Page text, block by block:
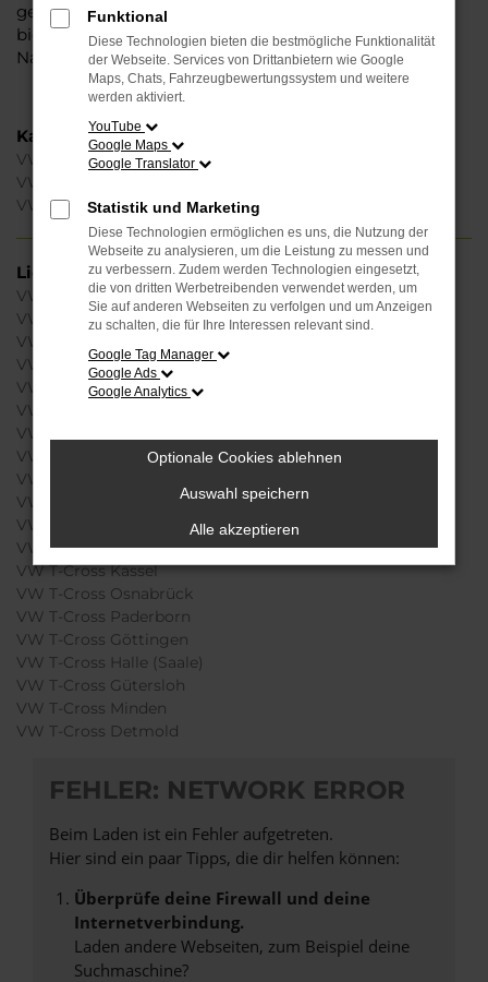
gebrauchte Ausführung, gerne als Jahreswagen. Wir
bieten Ihnen Vielfalt und räumen Ihnen gerne einen
Nachlass bzw. Rabatt ein.
Kategorie
VW T-Cross Neuwagen
VW T-Cross Gebrauchtwagen
VW T-Cross Tageszulassung
Lieferservice
VW T-Cross Berlin
VW T-Cross Hamburg
VW T-Cross Köln
VW T-Cross Frankfurt am Main
VW T-Cross Düsseldorf
VW T-Cross Dortmund
VW T-Cross Bremen
VW T-Cross Hannover
VW T-Cross Bielefeld
VW T-Cross Münster
VW T-Cross Braunschweig
VW T-Cross Magdeburg
VW T-Cross Kassel
VW T-Cross Osnabrück
VW T-Cross Paderborn
VW T-Cross Göttingen
VW T-Cross Halle (Saale)
VW T-Cross Gütersloh
VW T-Cross Minden
VW T-Cross Detmold
FEHLER: NETWORK ERROR
Beim Laden ist ein Fehler aufgetreten.
Hier sind ein paar Tipps, die dir helfen können:
Überprüfe deine Firewall und deine
Internetverbindung.
Laden andere Webseiten, zum Beispiel deine
Suchmaschine?
Funktional
Diese Technologien bieten die bestmögliche Funktionalität
der Webseite. Services von Drittanbietern wie Google
Maps, Chats, Fahrzeugbewertungssystem und weitere
werden aktiviert.
YouTube
Google Maps
Google Translator
Statistik und Marketing
Diese Technologien ermöglichen es uns, die Nutzung der
Webseite zu analysieren, um die Leistung zu messen und
zu verbessern. Zudem werden Technologien eingesetzt,
die von dritten Werbetreibenden verwendet werden, um
Sie auf anderen Webseiten zu verfolgen und um Anzeigen
zu schalten, die für Ihre Interessen relevant sind.
Google Tag Manager
Google Ads
Google Analytics
Optionale Cookies ablehnen
Auswahl speichern
Alle akzeptieren